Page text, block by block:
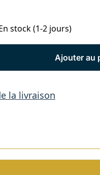
stock (1-2 jours)
Ajouter au
la livraison